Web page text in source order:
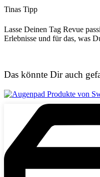
Tinas Tipp
Lasse Deinen Tag Revue
Erlebnisse und für das, was
Das könnte Dir auch